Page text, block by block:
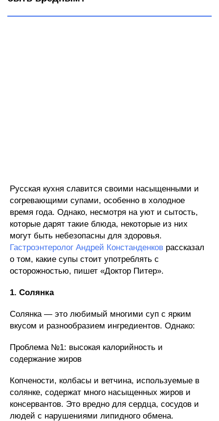
Русская кухня славится своими насыщенными и
согревающими супами, особенно в холодное
время года. Однако, несмотря на уют и сытость,
которые дарят такие блюда, некоторые из них
могут быть небезопасны для здоровья.
Гастроэнтеролог Андрей Констанденков рассказал
о том, какие супы стоит употреблять с
осторожностью, пишет «Доктор Питер».
1. Солянка
Солянка — это любимый многими суп с ярким
вкусом и разнообразием ингредиентов. Однако:
Проблема №1: высокая калорийность и
содержание жиров
Копчености, колбасы и ветчина, используемые в
солянке, содержат много насыщенных жиров и
консервантов. Это вредно для сердца, сосудов и
людей с нарушениями липидного обмена.